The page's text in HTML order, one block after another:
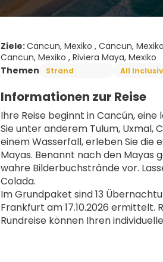
Ziele:Cancun, Mexiko , Cancun,
Cancun, Mexiko , Riviera Maya, Mexiko
Themen
Strand All
Informationen zur Reise
Ihre Reise beginnt in Cancún,
Sie unter anderem Tulum, Uxmal,
einem Wasserfall, erleben Sie die
Mayas. Benannt nach den Mayas
wahre Bilderbuchstrände vor.
Colada.
Im Grundpaket sind 13
Frankfurt am 17.10.2026
Rundreise können Ihren